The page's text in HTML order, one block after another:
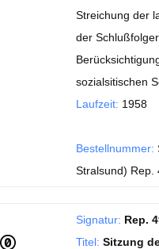
Streichung der
der
sozialsitischen
Laufzeit: 1958
Bestellnummer:
Stralsund) Rep.
Signatur: Rep.
Titel: Sitzung